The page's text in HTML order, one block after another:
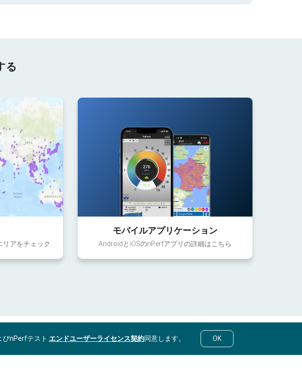
る
リアをチェック
モバイルアプリケーション
AndroidとiOSのnPerfアプリの詳細はこちら
びnPerfテスト エンドユーザーライセンス契約同意します。 OK